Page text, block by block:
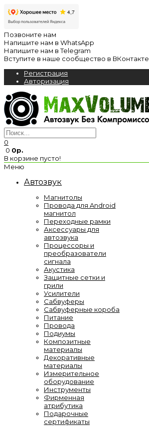
Позвоните нам
Напишите нам в WhatsApp
Напишите нам в Telegram
Вступите в наше сообщество в ВКонтакте
Регистрация
Авторизация
0
0 0р.
В корзине пусто!
Меню
Автозвук
Магнитолы
Провода для Android
магнитол
Переходные рамки
Аксессуары для
автозвука
Процессоры и
преобразователи
сигнала
Акустика
Защитные сетки и
грили
Усилители
Сабвуферы
Сабвуферные короба
Питание
Провода
Подиумы
Композитные
материалы
Декоративные
материалы
Измерительное
оборудование
Инструменты
Фирменная
атрибутика
Подарочные
сертификаты